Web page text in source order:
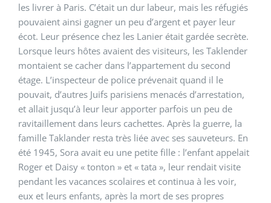
les livrer à Paris. C’était un dur labeur, mais les réfugiés
pouvaient ainsi gagner un peu d’argent et payer leur
écot. Leur présence chez les Lanier était gardée secrète.
Lorsque leurs hôtes avaient des visiteurs, les Taklender
montaient se cacher dans l’appartement du second
étage. L’inspecteur de police prévenait quand il le
pouvait, d’autres Juifs parisiens menacés d’arrestation,
et allait jusqu’à leur leur apporter parfois un peu de
ravitaillement dans leurs cachettes. Après la guerre, la
famille Taklander resta très liée avec ses sauveteurs. En
été 1945, Sora avait eu une petite fille : l’enfant appelait
Roger et Daisy « tonton » et « tata », leur rendait visite
pendant les vacances scolaires et continua à les voir,
eux et leurs enfants, après la mort de ses propres